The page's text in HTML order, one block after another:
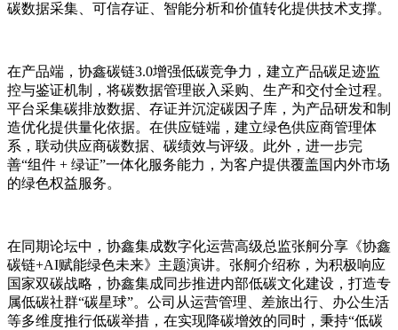
碳数据采集、可信存证、智能分析和价值转化提供技术支撑。
在产品端，协鑫碳链3.0增强低碳竞争力，建立产品碳足迹监
控与鉴证机制，将碳数据管理嵌入采购、生产和交付全过程。
平台采集碳排放数据、存证并沉淀碳因子库，为产品研发和制
造优化提供量化依据。在供应链端，建立绿色供应商管理体
系，联动供应商碳数据、碳绩效与评级。此外，进一步完
善“组件 + 绿证”一体化服务能力，为客户提供覆盖国内外市场
的绿色权益服务。
在同期论坛中，协鑫集成数字化运营高级总监张舸分享《协鑫
碳链+AI赋能绿色未来》主题演讲。张舸介绍称，为积极响应
国家双碳战略，协鑫集成同步推进内部低碳文化建设，打造专
属低碳社群“碳星球”。公司从运营管理、差旅出行、办公生活
等多维度推行低碳举措，在实现降碳增效的同时，秉持“低碳